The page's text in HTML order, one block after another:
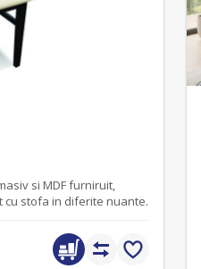
si MDF furniruit,
cu stofa in diferite nuante.